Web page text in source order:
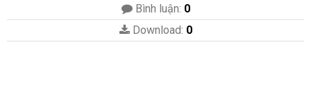
Bình luận: 0
Download: 0